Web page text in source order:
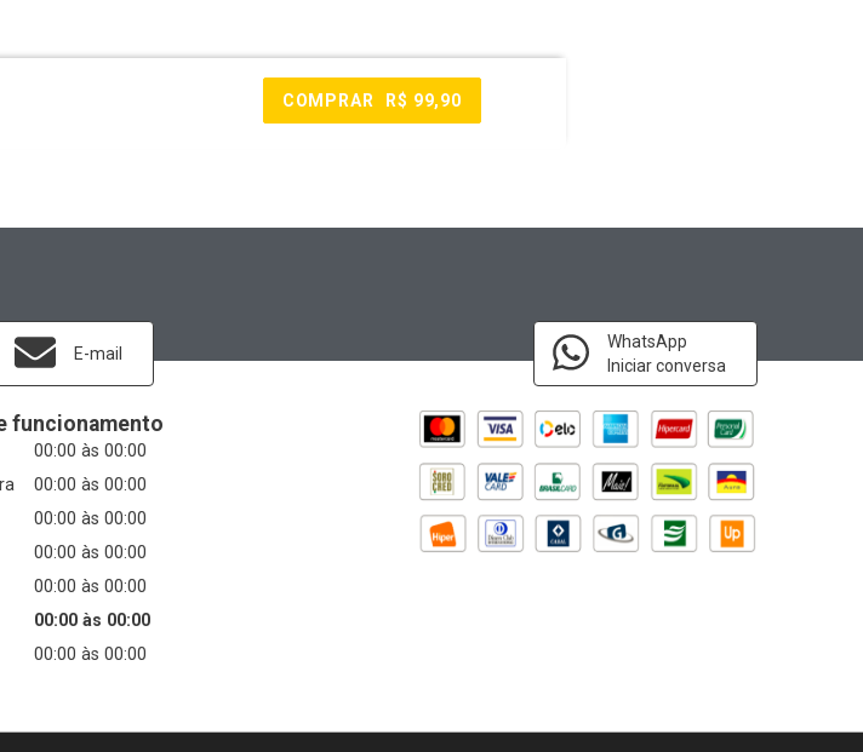
COMPRAR R$ 99,90
E-mail
WhatsApp
Iniciar conversa
funcionamento
00:00 às 00:00
00:00 às 00:00
00:00 às 00:00
00:00 às 00:00
00:00 às 00:00
00:00 às 00:00
00:00 às 00:00